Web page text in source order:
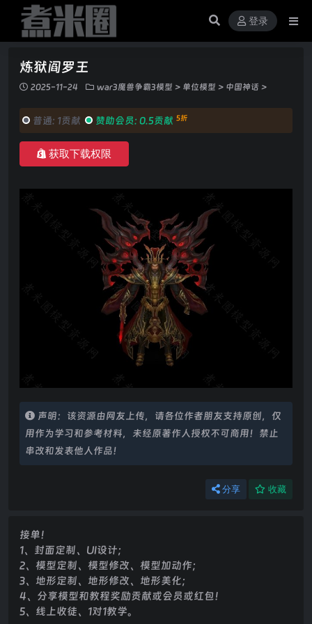
登录
炼狱阎罗王
2025-11-24 war3魔兽争霸3模型 > 单位模型 > 中国神话 >
普通: 1贡献 赞助会员: 0.5贡献 5折
获取下载权限
声明：该资源由网友上传，请各位作者朋友支持原创，仅
用作为学习和参考材料，未经原著作人授权不可商用！禁止
串改和发表他人作品！
分享 收藏
接单！
1、封面定制、UI设计；
2、模型定制、模型修改、模型加动作；
3、地形定制、地形修改、地形美化；
4、分享模型和教程奖励贡献或会员或红包！
5、线上收徒、1对1教学。